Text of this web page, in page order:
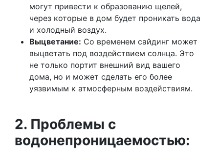
могут привести к образованию щелей,
через которые в дом будет проникать вода
и холодный воздух.
Выцветание: Со временем сайдинг может
выцветать под воздействием солнца. Это
не только портит внешний вид вашего
дома, но и может сделать его более
уязвимым к атмосферным воздействиям.
2. Проблемы с
водонепроницаемостью: